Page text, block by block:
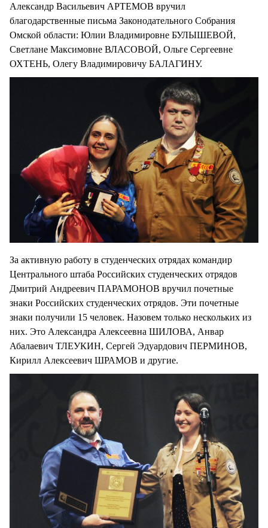
Александр Васильевич АРТЕМОВ вручил
благодарственные письма Законодательного Собрания
Омской области: Юлии Владимировне БУЛЫШЕВОЙ,
Светлане Максимовне ВЛАСОВОЙ, Ольге Сергеевне
ОХТЕНЬ, Олегу Владимировичу БАЛАГИНУ.
За активную работу в студенческих отрядах командир
Центрального штаба Российских студенческих отрядов
Дмитрий Андреевич ПАРАМОНОВ вручил почетные
знаки Российских студенческих отрядов. Эти почетные
знаки получили 15 человек. Назовем только нескольких из
них. Это Александра Алексеевна ШИЛОВА, Анвар
Абалаевич ТЛЕУКИН, Сергей Эдуардович ПЕРМИНОВ,
Кирилл Алексеевич ШРАМОВ и другие.